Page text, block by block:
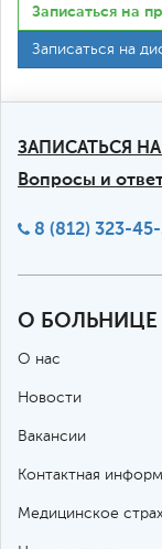
Записаться на
Записаться на
ЗАПИСАТЬСЯ
Вопросы и
8 (812) 323-
О БОЛЬНИЦЕ
О нас
Новости
Вакансии
Контактная
Медицинское